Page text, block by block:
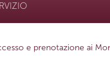
e prenotazione ai